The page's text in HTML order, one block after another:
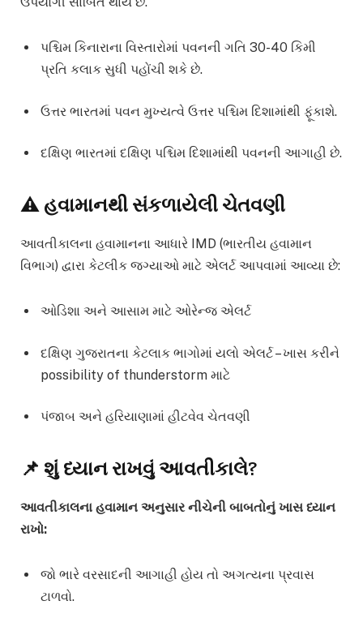
પશ્ચિમ કિનારાના વિસ્તારોમાં પવનની ગતિ 30-40 કિમી
પ્રતિ કલાક સુધી પહોંચી શકે છે.
ઉત્તર ભારતમાં પવન મુખ્યત્વે ઉત્તર પશ્ચિમ દિશામાંથી ફૂંકાશે.
દક્ષિણ ભારતમાં દક્ષિણ પશ્ચિમ દિશામાંથી પવનની આગાહી છે.
⚠️ હવામાનથી સંકળાયેલી ચેતવણી
આવતીકાલના હવામાનના આધારે IMD (ભારતીય હવામાન
વિભાગ) દ્વારા કેટલીક જગ્યાઓ માટે એલર્ટ આપવામાં આવ્યા છે:
ઓડિશા અને આસામ માટે ઓરેન્જ એલર્ટ
દક્ષિણ ગુજરાતના કેટલાક ભાગોમાં યલો એલર્ટ – ખાસ કરીને
possibility of thunderstorm માટે
પંજાબ અને હરિયાણામાં હીટવેવ ચેતવણી
📌 શું ધ્યાન રાખવું આવતીકાલે?
આવતીકાલના હવામાન અનુસાર નીચેની બાબતોનું ખાસ ધ્યાન
રાખો:
જો ભારે વરસાદની આગાહી હોય તો અગત્યના પ્રવાસ
ટાળવો.